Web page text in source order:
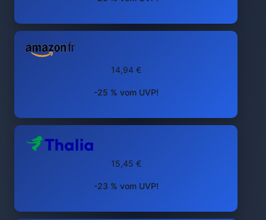
14,94 €
-25 % vom UVP!
15,45 €
-23 % vom UVP!